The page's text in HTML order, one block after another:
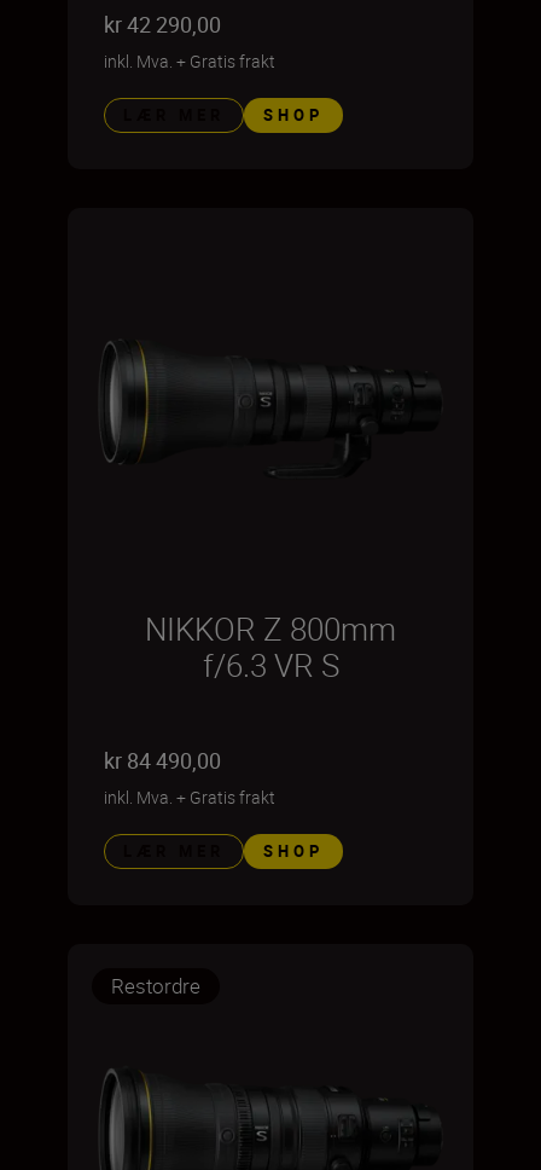
kr 42 290,00
inkl. Mva. + Gratis frakt
SHOP
NIKKOR Z 800mm
f/6.3 VR S
kr 84 490,00
inkl. Mva. + Gratis frakt
SHOP
Restordre